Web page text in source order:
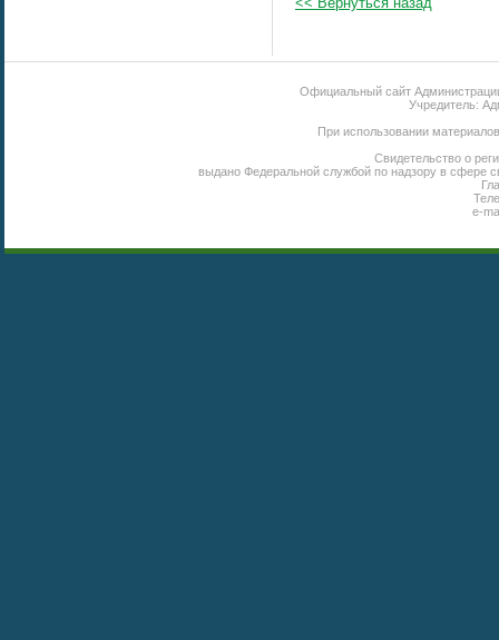
Официальный сайт
Учредитель:
При использовании
Свидетельство о
выдано Федеральной службой по надзору в сфере
e-